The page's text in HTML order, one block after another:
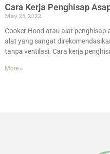
Cara Kerja Penghisap
May 25, 2022
Cooker Hood atau alat penghisap
alat yang sangat
tanpa ventilasi. Cara kerja
More »